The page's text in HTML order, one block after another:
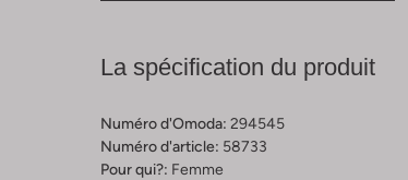
La spécification du produit
Numéro d'Omoda: 294545
Numéro d'article: 58733
Pour qui?: Femme